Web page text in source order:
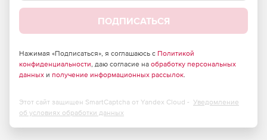
обеспечения совместимости в приложениях.
Поддержка корпоративного уровня со сроком службы
поддержки 10 лет.
ПОДПИСАТЬСЯ
Нажимая «Подписаться», я соглашаюсь с Политикой
конфиденциальности, даю согласие на обработку персональных
данных и получение информационных рассылок.
Этот сайт защищен SmartCaptcha от Yandex Cloud - Уведомление
об условиях обработки данных